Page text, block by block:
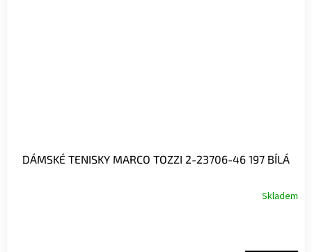
DÁMSKÉ TENISKY MARCO TOZZI 2-23706-46 197 BÍLÁ
Skladem